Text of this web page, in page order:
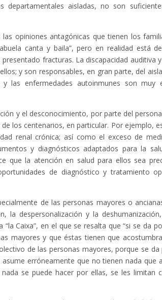
departamentales aisladas, no son
opiniones antagónicas que tienen los
canta y baila”, pero en realidad está
fracturas. La discapacidad auditiva
y son responsables, en gran parte, del
las enfermedades autoinmunes son muy
y el desconocimiento, por parte del
los centenarios, en particular. Por ejemplo,
renal crónica; así como el exceso de
y diagnósticos adaptados para la
que la atención en salud para ellos sea
de diagnóstico y tratamiento
de las personas mayores o
la despersonalización y la
Caixa”, en el que se resalta que “si se da
mayores y que éstas tienen que
de las personas mayores, porque se da
erróneamente que no tienen nada que
se puede hacer por ellas, se les limitan